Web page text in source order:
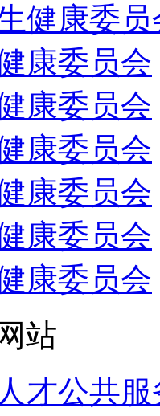
健康委员
康委员会
康委员会
康委员会
康委员会
康委员会
康委员会
站
才公共服